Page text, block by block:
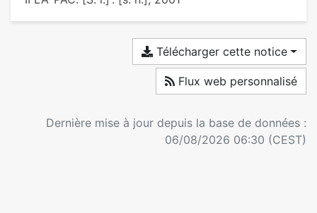
Télécharger cette notice
Flux web personnalisé
Dernière mise à jour depuis la base de données :
06/08/2026 06:30 (CEST)